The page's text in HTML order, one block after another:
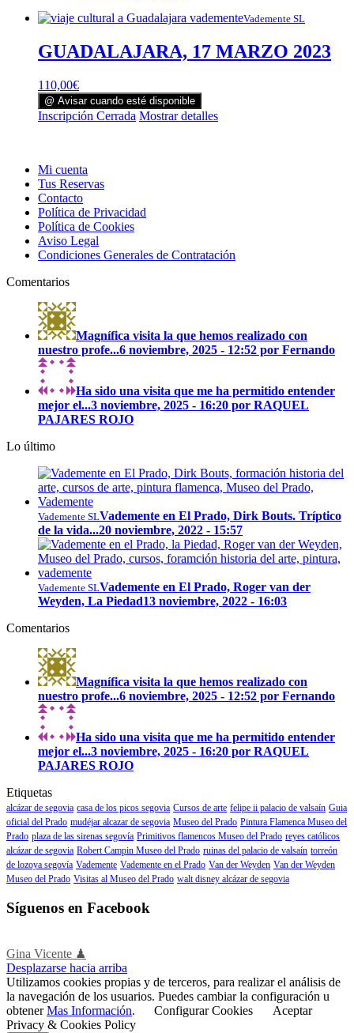
Vademente SL
GUADALAJARA, 17 MARZO 2023
110,00€
@ Avisar cuando esté disponible
Inscripción Cerrada Mostrar detalles
Mi cuenta
Tus Reservas
Contacto
Política de Privacidad
Política de Cookies
Aviso Legal
Condiciones Generales de Contratación
Comentarios
Magnífica visita la que hemos realizado con
nuestro profe...6 noviembre, 2025 - 12:52 por Fernando
Ha sido una visita que me ha permitido entender
mejor el...3 noviembre, 2025 - 16:20 por RAQUEL
PAJARES ROJO
Lo último
Vademente SLVademente en El Prado, Dirk Bouts. Tríptico
de la vida...20 noviembre, 2022 - 15:57
Vademente SLVademente en El Prado, Roger van der
Weyden, La Piedad13 noviembre, 2022 - 16:03
Comentarios
Magnífica visita la que hemos realizado con
nuestro profe...6 noviembre, 2025 - 12:52 por Fernando
Ha sido una visita que me ha permitido entender
mejor el...3 noviembre, 2025 - 16:20 por RAQUEL
PAJARES ROJO
Etiquetas
alcázar de segovia casa de los picos segovia Cursos de arte felipe ii palacio de valsaín Guia
oficial del Prado mudéjar alcazar de segovia Museo del Prado Pintura Flamenca Museo del
Prado plaza de las sirenas segovía Primitivos flamencos Museo del Prado reyes católicos
alcázar de segovia Robert Campin Museo del Prado ruinas del palacio de valsaín torreón
de lozoya segovía Vademente Vademente en el Prado Van der Weyden Van der Weyden
Museo del Prado Visitas al Museo del Prado walt disney alcázar de segovia
Síguenos en Facebook
Gina Vicente ♟
Desplazarse hacia arriba
Utilizamos cookies propias y de terceros, para realizar el análisis de
la navegación de los usuarios. Puedes cambiar la configuración u
obtenerMas Información. Configurar Cookies
Aceptar
Privacy & Cookies Policy